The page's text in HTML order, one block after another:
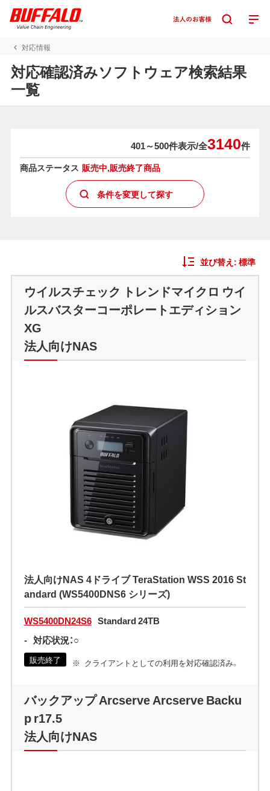
対応情報
対応確認済みソフトウェア検索結果
一覧
401～500件表示/全3140件
商品ステータス 販売中,販売終了商品
条件を変更して探す
並び替え:標準
ウイルスチェック トレンドマイクロ ウイ
ルスバスターコーポレートエディション
XG
法人向けNAS
法人向けNAS 4ドライブ TeraStation WSS 2016 St
andard (WS5400DNS6 シリーズ)
WS5400DN24S6 Standard 24TB
- 対応状況：○
販売終了 クライアントとしての利用を対応確認済み。
バックアップ Arcserve Arcserve Backu
p r17.5
法人向けNAS